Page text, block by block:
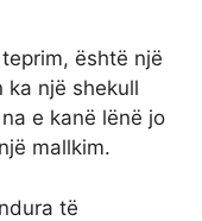
është një
ka një shekull
e kanë lënë jo
mallkim.
të